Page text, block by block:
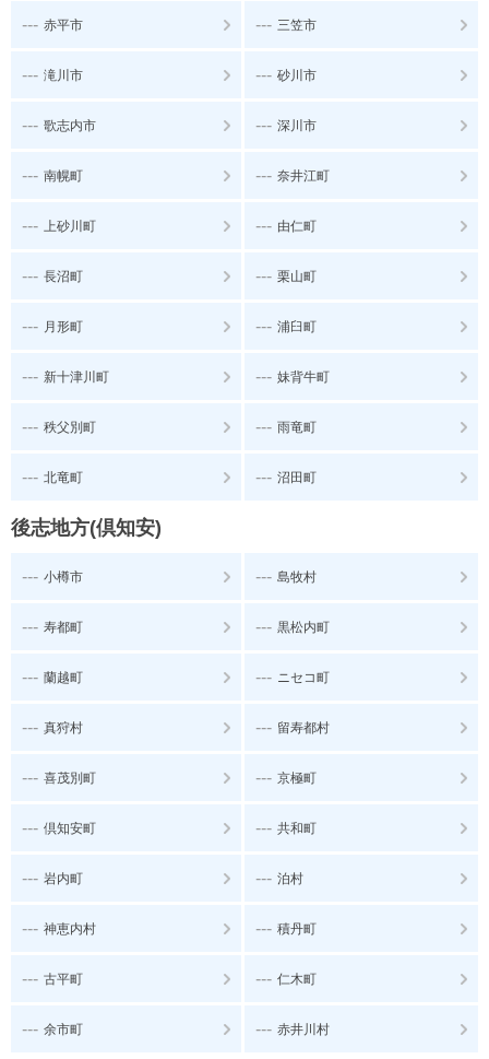
--- 赤平市 --- 三笠市
--- 滝川市 --- 砂川市
--- 歌志内市 --- 深川市
--- 南幌町 --- 奈井江町
--- 上砂川町 --- 由仁町
--- 長沼町 --- 栗山町
--- 月形町 --- 浦臼町
--- 新十津川町 --- 妹背牛町
--- 秩父別町 --- 雨竜町
--- 北竜町 --- 沼田町
後志地方(倶知安)
--- 小樽市 --- 島牧村
--- 寿都町 --- 黒松内町
--- 蘭越町 --- ニセコ町
--- 真狩村 --- 留寿都村
--- 喜茂別町 --- 京極町
--- 倶知安町 --- 共和町
--- 岩内町 --- 泊村
--- 神恵内村 --- 積丹町
--- 古平町 --- 仁木町
--- 余市町 --- 赤井川村